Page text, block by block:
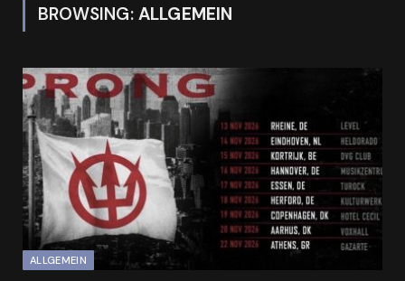
BROWSING: ALLGEMEIN
ALLGEMEIN